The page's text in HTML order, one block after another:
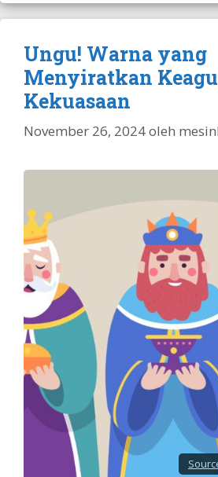
Ungu! Warna yang
Menyiratkan
Kekuasaan
November 26, 2024oleh